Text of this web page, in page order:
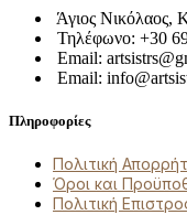
Άγιος Νικόλαος,
Τηλέφωνο: +30
Email:
Email:
Πληροφορίες
Πολιτική
Όροι και
Πολιτική